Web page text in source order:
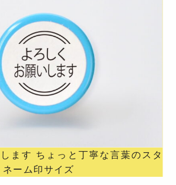
ます ちょっと丁寧な言葉のスタ
ーム印サイズ